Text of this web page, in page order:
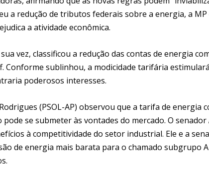
a redução de tributos federais sobre a energia, a
a atividade econômica.
vez, classificou a redução das contas de energia
Conforme sublinhou, a modicidade tarifária
poderosos interesses.
(PSOL-AP) observou que a tarifa de energia
se submeter às vontades do mercado. O
à competitividade do setor industrial. Ele e a
de energia mais barata para o chamado subgrupo